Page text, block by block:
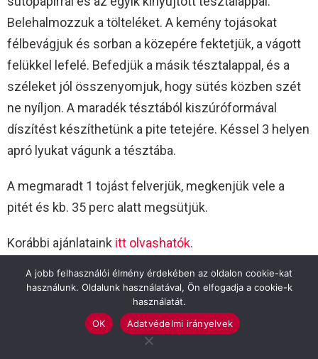
Belehalmozzuk a tölteléket. A kemény tojásokat
félbevágjuk és sorban a közepére fektetjük, a vágott
felükkel lefelé. Befedjük a másik tésztalappal, és a
széleket jól összenyomjuk, hogy sütés közben szét
ne nyíljon. A maradék tésztából kiszúróformával
díszítést készíthetünk a pite tetejére. Késsel 3 helyen
apró lyukat vágunk a tésztába.
A megmaradt 1 tojást felverjük, megkenjük vele a
pitét és kb. 35 perc alatt megsütjük.
Korábbi ajánlataink itt olvashatók.
(Forrás:Gallicoop.hu)
A jobb felhasználói élmény érdekében az oldalon cookie-kat
használunk. Oldalunk használatával, Ön elfogadja a cookie-k
használatát.
OK
Adatvédelmi irányelvek